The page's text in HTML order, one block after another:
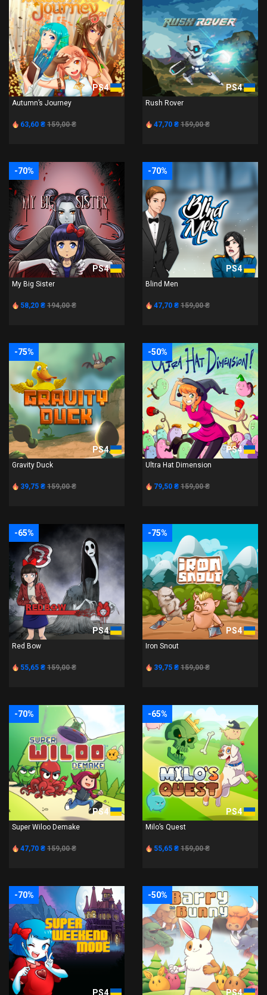
PS4
Autumn’s Journey
63,60 ₴ 159,00 ₴
PS4
Rush Rover
47,70 ₴ 159,00 ₴
-70%
PS4
My Big Sister
58,20 ₴ 194,00 ₴
-70%
PS4
Blind Men
47,70 ₴ 159,00 ₴
-75%
PS4
Gravity Duck
39,75 ₴ 159,00 ₴
-50%
PS4
Ultra Hat Dimension
79,50 ₴ 159,00 ₴
-65%
PS4
Red Bow
55,65 ₴ 159,00 ₴
-75%
PS4
Iron Snout
39,75 ₴ 159,00 ₴
-70%
PS4
Super Wiloo Demake
47,70 ₴ 159,00 ₴
-65%
PS4
Milo’s Quest
55,65 ₴ 159,00 ₴
-70%
PS4
-50%
PS4